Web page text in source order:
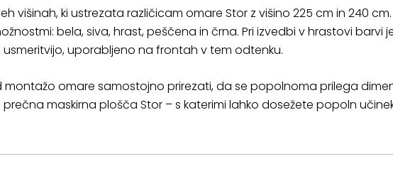
višinah, ki ustrezata različicam omare Stor z višino 225 cm in 240 cm.
bela, siva, hrast, peščena in črna. Pri izvedbi v hrastovi barvi
uporabljeno na frontah v tem odtenku.
omare samostojno prirezati, da se popolnoma prilega
maskirna plošča Stor – s katerimi lahko dosežete popoln